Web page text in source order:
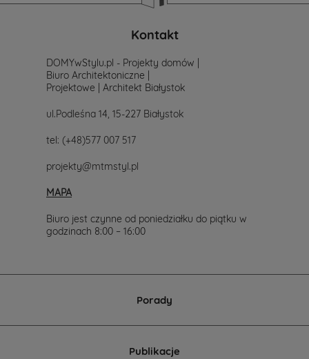
Kontakt
DOMYwStylu.pl - Projekty domów |
Biuro Architektoniczne |
Projektowe | Architekt Białystok
ul.Podleśna 14, 15-227 Białystok
tel: (+48)577 007 517
projekty@mtmstyl.pl
MAPA
Biuro jest czynne od poniedziałku do piątku w
godzinach 8:00 – 16:00
Porady
Publikacje